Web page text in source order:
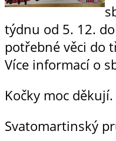
týdnu od 5. 12.
potřebné věci do
Více informací o
Kočky moc děkují.
Svatomartinský